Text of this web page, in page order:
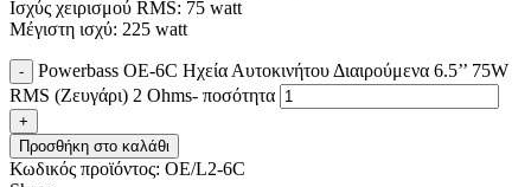
Ισχύς χειρισμού RMS: 75 watt
Μέγιστη ισχύ: 225 watt
Powerbass OE-6C Ηχεία Αυτοκινήτου Διαιρούμενα 6.5’’ 75W
RMS (Ζευγάρι) 2 Ohms- ποσότητα
Προσθήκη στο καλάθι
Κωδικός προϊόντος: OE/L2-6C